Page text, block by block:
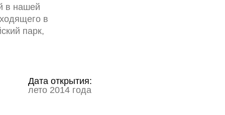
в нашей
в
парк,
Дата открытия:
лето 2014 года